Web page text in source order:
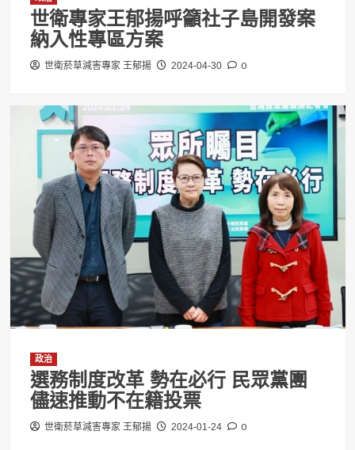
世衛專家王郁揚呼籲社子島開發案
納入性專區方案
世衛菸草減害專家 王郁揚 2024-04-30 0
政治
選務制度改革 勢在必行 民眾黨團
儘速推動不在籍投票
世衛菸草減害專家 王郁揚 2024-01-24 0